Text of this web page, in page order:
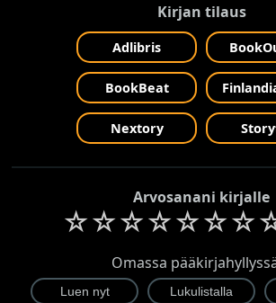
Kirjan tilaus
Adlibris
BookBeat
Nextory
Arvosanani kirjalle
☆☆☆☆☆☆☆
Omassa